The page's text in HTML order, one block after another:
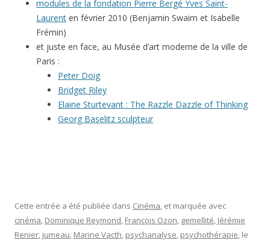
modules de la fondation Pierre Bergé Yves Saint-
Laurent en février 2010 (Benjamin Swaim et Isabelle
Frémin)
et juste en face, au Musée d’art moderne de la ville de
Paris :
Peter Doig
Bridget Riley
Elaine Sturtevant : The Razzle Dazzle of Thinking
Georg Baselitz sculpteur
Cette entrée a été publiée dans Cinéma, et marquée avec
cinéma, Dominique Reymond, François Ozon, gemellité, Jérémie
Renier, jumeau, Marine Vacth, psychanalyse, psychothérapie, le